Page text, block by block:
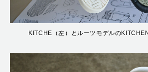
KITCHE（左）とルーツモデルの